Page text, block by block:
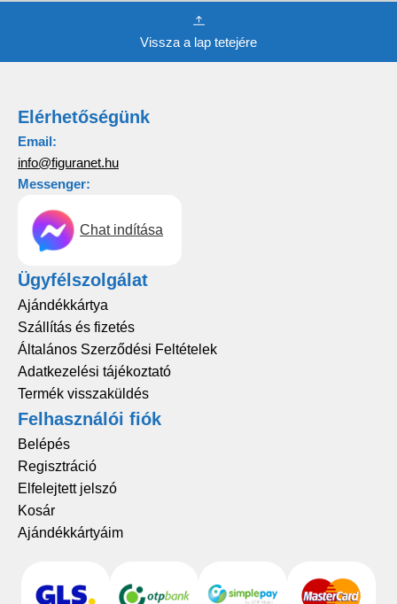
Vissza a lap tetejére
Elérhetőségünk
Email:
info@figuranet.hu
Messenger:
Chat indítása
Ügyfélszolgálat
Ajándékkártya
Szállítás és fizetés
Általános Szerződési Feltételek
Adatkezelési tájékoztató
Termék visszaküldés
Felhasználói fiók
Belépés
Regisztráció
Elfelejtett jelszó
Kosár
Ajándékkártyáim